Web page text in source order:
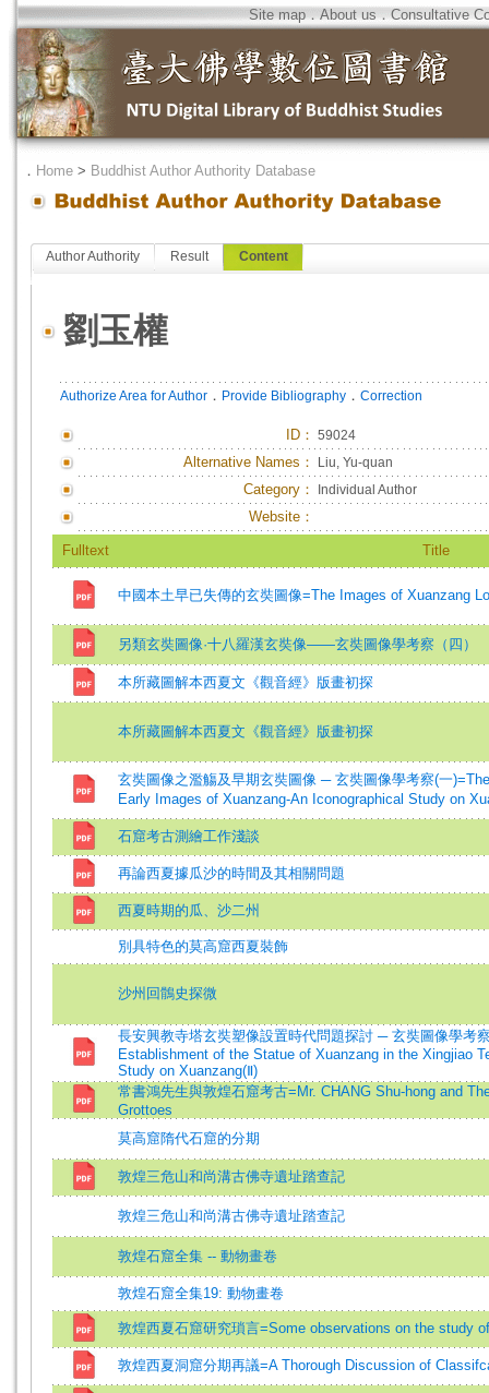
Site map．About us．Consultative
． Home > Buddhist Author Authority Database
Author Authority Result Content
劉玉權
Authorize Area for Author ． Provide Bibliography ． Correction
ID ： 59024
Alternative Names： Liu, Yu-quan
Category： Individual Author
Website：
Fulltext Title
中國本土早已失傳的玄奘圖像=The Images of Xuanzang
另類玄奘圖像·十八羅漢玄奘像——玄奘圖像學考察（四）
本所藏圖解本西夏文《觀音經》版畫初探
本所藏圖解本西夏文《觀音經》版畫初探
玄奘圖像之濫觴及早期玄奘圖像 ─ 玄奘圖像學考察(一
Early Images of Xuanzang-An Iconographical Study on
石窟考古測繪工作淺談
再論西夏據瓜沙的時間及其相關問題
西夏時期的瓜、沙二州
別具特色的莫高窟西夏裝飾
沙州回鶻史探微
長安興教寺塔玄奘塑像設置時代問題探討 ─ 玄奘圖像學考
Establishment of the Statue of Xuanzang in the Xingjiao
Study on Xuanzang(Ⅱ)
常書鴻先生與敦煌石窟考古=Mr. CHANG Shu-hong and
Grottoes
莫高窟隋代石窟的分期
敦煌三危山和尚溝古佛寺遺址踏查記
敦煌三危山和尚溝古佛寺遺址踏查記
敦煌石窟全集 -- 動物畫卷
敦煌石窟全集19: 動物畫卷
敦煌西夏石窟研究瑣言=Some observations on the study
敦煌西夏洞窟分期再議=A Thorough Discussion of